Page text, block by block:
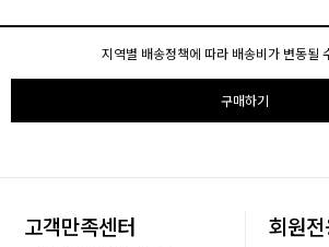
지역별 배송정책에 따라 배송비가 변동될
구매하기
고객만족센터 회원